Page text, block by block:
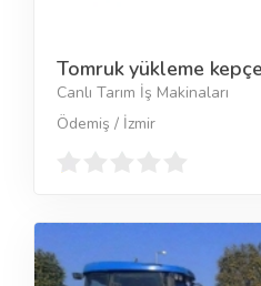
Tomruk yükleme
Canlı Tarım İş Makinaları
Ödemiş / İzmir